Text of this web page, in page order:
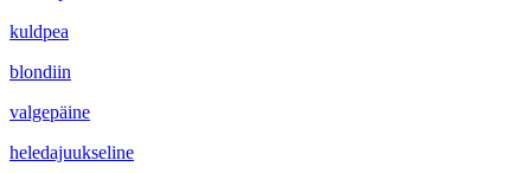
kuldpea
blondiin
valgepäine
heledajuukseline